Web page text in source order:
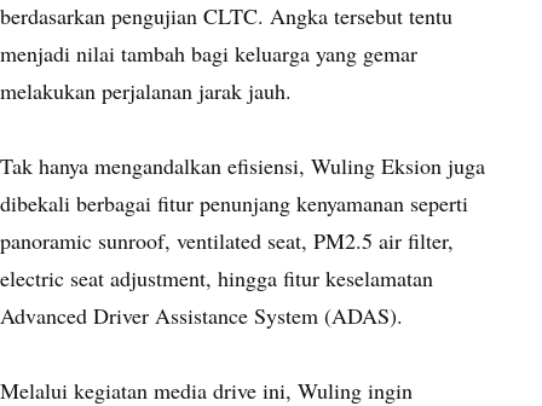
berdasarkan pengujian CLTC. Angka tersebut tentu
menjadi nilai tambah bagi keluarga yang gemar
melakukan perjalanan jarak jauh.
Tak hanya mengandalkan efisiensi, Wuling Eksion juga
dibekali berbagai fitur penunjang kenyamanan seperti
panoramic sunroof, ventilated seat, PM2.5 air filter,
electric seat adjustment, hingga fitur keselamatan
Advanced Driver Assistance System (ADAS).
Melalui kegiatan media drive ini, Wuling ingin